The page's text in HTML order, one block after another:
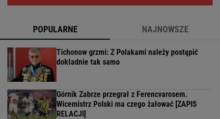
POPULARNE NAJNOWSZE
Tichonow grzmi: Z Polakami należy postąpić
dokładnie tak samo
Górnik Zabrze przegrał z Ferencvarosem.
Wicemistrz Polski ma czego żałować [ZAPIS
RELACJI]